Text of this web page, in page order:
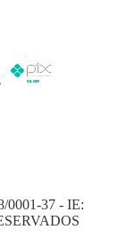
0001-37 - IE: